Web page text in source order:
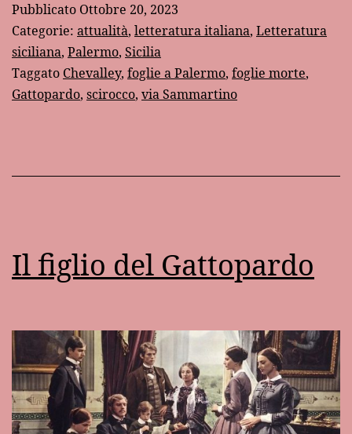
foglie,
gli
scivoloni
e
Pubblicato Ottobre 20, 2023
Categorie: attualità, letteratura italiana, Letteratura
siciliana, Palermo, Sicilia
Taggato Chevalley, foglie a Palermo, foglie morte,
Gattopardo, scirocco, via Sammartino
Il figlio del Gattopardo